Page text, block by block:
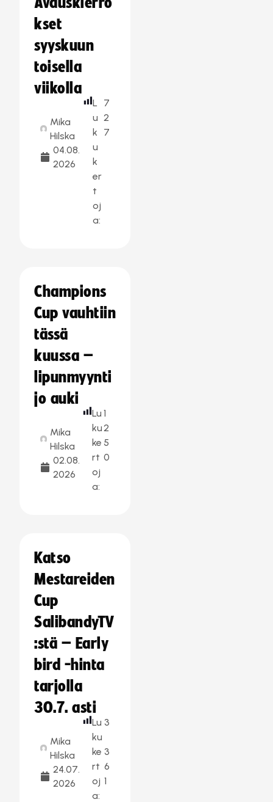
kset
syyskuun
toisella
viikolla
Mika
Hilska
04.08.
2026
L
u
k
u
k
er
t
oj
a:
7
2
7
Champions
Cup vauhtiin
tässä
kuussa –
lipunmyynti
jo auki
Mika
Hilska
02.08.
2026
Lu
ku
ke
rt
oj
a:
1
2
5
0
Katso
Mestareiden
Cup
SalibandyTV
:stä – Early
bird -hinta
tarjolla
30.7. asti
Mika
Hilska
24.07.
2026
Lu
ku
ke
rt
oj
a:
3
3
6
1